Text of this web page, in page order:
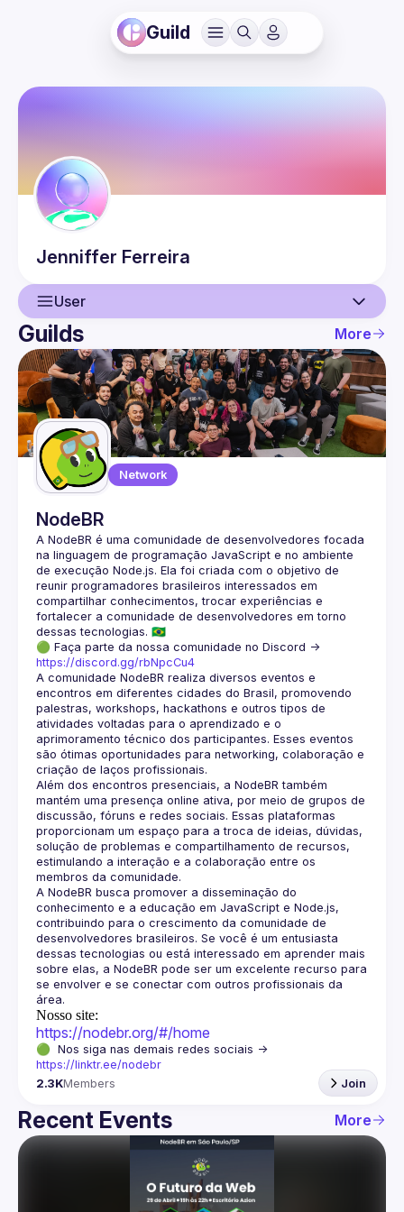
Guild
Jenniffer Ferreira
User
User
Events
Guilds
Guilds More
Network
NodeBR
A NodeBR é uma comunidade de desenvolvedores focada
na linguagem de programação JavaScript e no ambiente
de execução Node.js. Ela foi criada com o objetivo de
reunir programadores brasileiros interessados em
compartilhar conhecimentos, trocar experiências e
fortalecer a comunidade de desenvolvedores em torno
🟢 Faça parte da nossa comunidade no Discord ->
https://discord.gg/rbNpcCu4
A comunidade NodeBR realiza diversos eventos e
encontros em diferentes cidades do Brasil, promovendo
palestras, workshops, hackathons e outros tipos de
atividades voltadas para o aprendizado e o
aprimoramento técnico dos participantes. Esses eventos
são ótimas oportunidades para networking, colaboração e
Além dos encontros presenciais, a NodeBR também
mantém uma presença online ativa, por meio de grupos de
discussão, fóruns e redes sociais. Essas plataformas
proporcionam um espaço para a troca de ideias, dúvidas,
solução de problemas e compartilhamento de recursos,
estimulando a interação e a colaboração entre os
A NodeBR busca promover a disseminação do
conhecimento e a educação em JavaScript e Node.js,
contribuindo para o crescimento da comunidade de
desenvolvedores brasileiros. Se você é um entusiasta
dessas tecnologias ou está interessado em aprender mais
sobre elas, a NodeBR pode ser um excelente recurso para
se envolver e se conectar com outros profissionais da
Nosso site:
https://nodebr.org/#/home
https://linktr.ee/nodebr
2.3KMembers Join
Recent Events More